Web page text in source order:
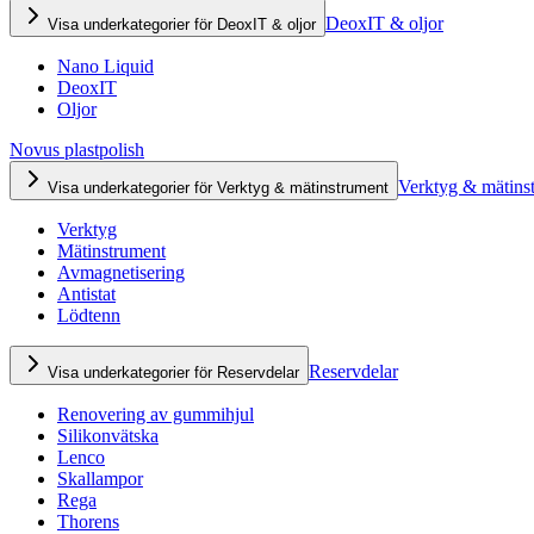
Visa underkategorier för DeoxIT & oljor DeoxIT & oljor
Nano Liquid
DeoxIT
Oljor
Novus plastpolish
Visa underkategorier för Verktyg & mätinstrument Verktyg &
Verktyg
Mätinstrument
Avmagnetisering
Antistat
Lödtenn
Visa underkategorier för Reservdelar Reservdelar
Renovering av gummihjul
Silikonvätska
Lenco
Skallampor
Rega
Thorens